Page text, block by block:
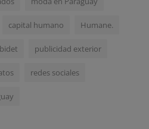
capital humano Humane.
publicidad exterior
redes sociales